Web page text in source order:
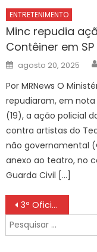
ENTRETENIMENTO
Minc repudia
Contêiner em SP
Posted
on
agosto 20, 2025
Por MRNews O
repudiaram, em
(19), a ação policial
contra artistas do
não governamental
anexo ao teatro, no
Guarda Civil […]
Navegação
de
Post
3ª Oficina Regional de Vigilância Sanitária é realizada em Guaratinguetá – Prefeitura Estância Turística Guaratinguetá
Pesquisar
por: